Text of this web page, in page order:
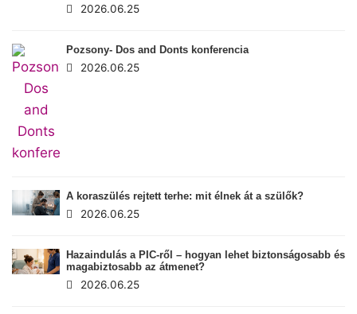
2026.06.25
Pozsony- Dos and Donts konferencia
2026.06.25
A koraszülés rejtett terhe: mit élnek át a szülők?
2026.06.25
Hazaindulás a PIC-ről – hogyan lehet biztonságosabb és
magabiztosabb az átmenet?
2026.06.25